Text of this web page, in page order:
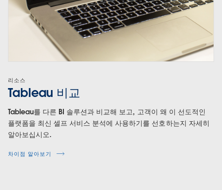
리소스
Tableau 비교
Tableau를 다른 BI 솔루션과 비교해 보고, 고객이 왜 이 선도적인
플랫폼을 최신 셀프 서비스 분석에 사용하기를 선호하는지 자세히
알아보십시오.
차이점 알아보기